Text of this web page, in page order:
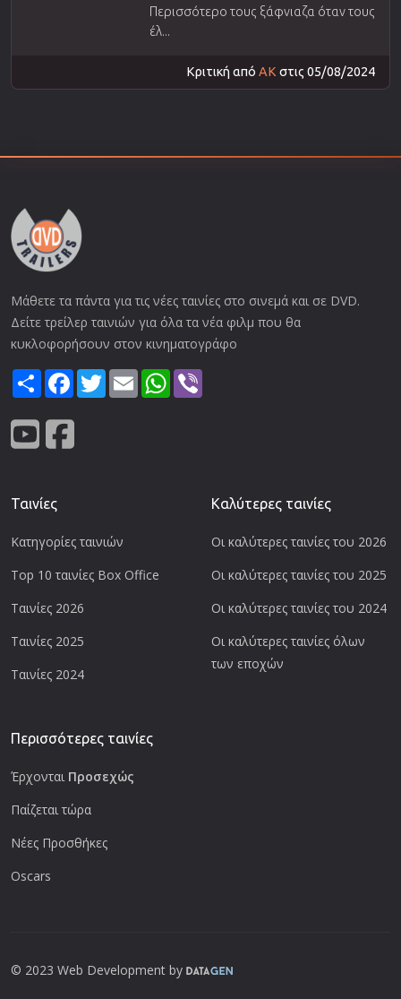
Περισσότερο τους ξάφνιαζα όταν τους
έλ...
Κριτική από AK στις 05/08/2024
Μάθετε τα πάντα για τις νέες ταινίες στο σινεμά και σε DVD.
Δείτε τρείλερ ταινιών για όλα τα νέα φιλμ που θα
κυκλοφορήσουν στον κινηματογράφο
ShareFacebook
TwitterEmail WhatsApp
Ταινίες
Κατηγορίες ταινιών
Top 10 ταινίες Box Office
Ταινίες 2026
Ταινίες 2025
Ταινίες 2024
Καλύτερες ταινίες
Οι καλύτερες ταινίες του 2026
Οι καλύτερες ταινίες του 2025
Οι καλύτερες ταινίες του 2024
Οι καλύτερες ταινίες όλων
των εποχών
Περισσότερες ταινίες
Έρχονται Προσεχώς
Παίζεται τώρα
Νέες Προσθήκες
Oscars
© 2023 Web Development by